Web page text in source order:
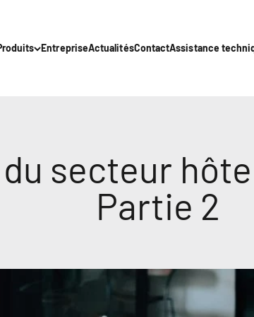
EntrepriseActualitésContactAssistance
secteur
Partie 2